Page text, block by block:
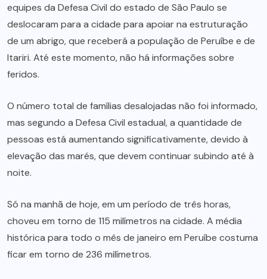
equipes da Defesa Civil do estado de São Paulo se
deslocaram para a cidade para apoiar na estruturação
de um abrigo, que receberá a população de Peruíbe e de
Itariri. Até este momento, não há informações sobre
feridos.
O número total de famílias desalojadas não foi informado,
mas segundo a Defesa Civil estadual, a quantidade de
pessoas está aumentando significativamente, devido à
elevação das marés, que devem continuar subindo até à
noite.
Só na manhã de hoje, em um período de três horas,
choveu em torno de 115 milímetros na cidade. A média
histórica para todo o mês de janeiro em Peruíbe costuma
ficar em torno de 236 milímetros.